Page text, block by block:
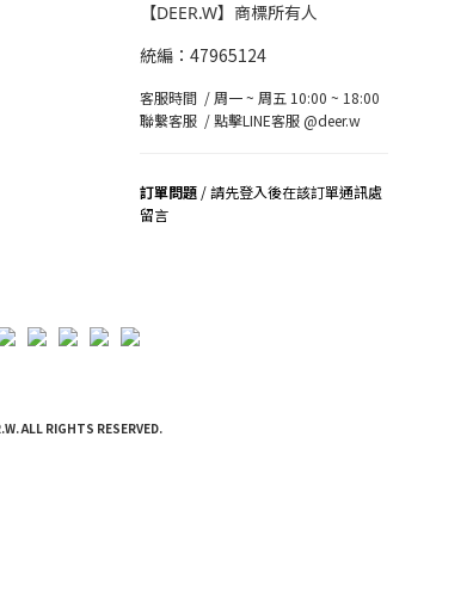
【DEER.W】商標所有人
統編：47965124
客服時間 / 周一 ~ 周五 10:00 ~ 18:00
聯繫客服 /點擊LINE客服 @deer.w
訂單問題 / 請先登入後在該訂單通訊處
留言
ALL RIGHTS RESERVED.